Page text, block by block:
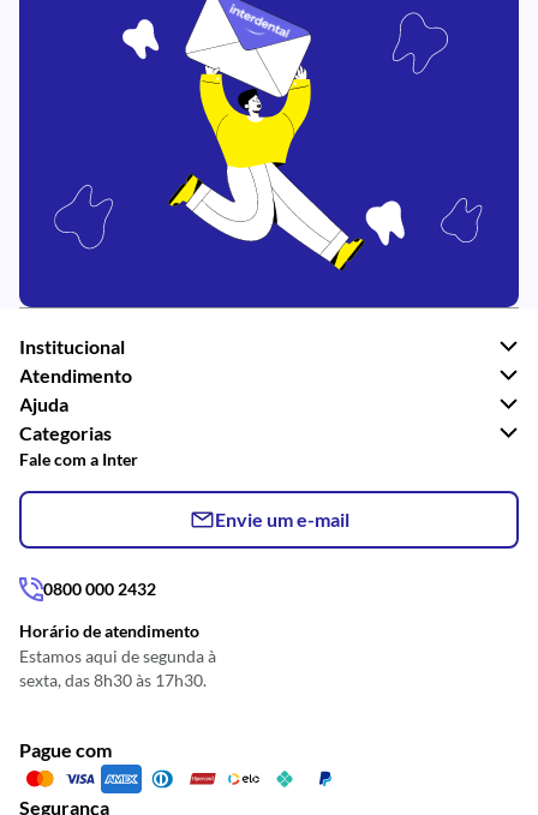
Institucional
Atendimento
Ajuda
Categorias
Fale com a Inter
Envie um e-mail
0800 000 2432
Horário de atendimento
Estamos aqui de segunda à
sexta, das 8h30 às 17h30.
Pague com
Segurança